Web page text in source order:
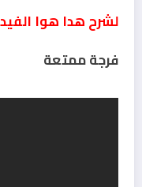
لشرح هدا هوا
فرجة ممتعة